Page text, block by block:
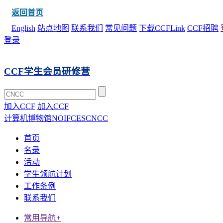
返回首页
English 站点地图 联系我们 常见问题 下载CCFLink CCF招聘
登录
CCF学生会员研修营
加入CCF 加入CCF
计算机博物馆NOIFCESCNCC
首页
名录
活动
学生领航计划
工作条例
联系我们
常用导航+